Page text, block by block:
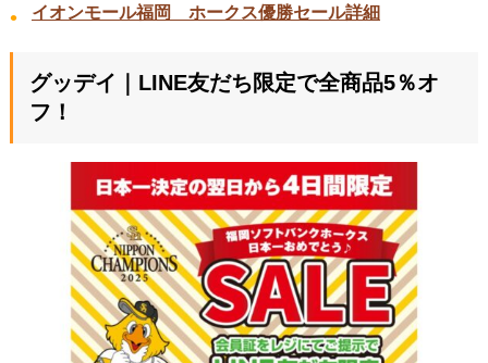
イオンモール福岡 ホークス優勝セール詳細
グッデイ｜LINE友だち限定で全商品5％オ
フ！